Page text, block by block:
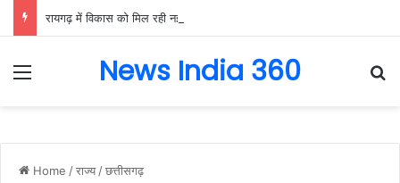
Menu News India 360
Home /राज्य /छत्तीसगढ़